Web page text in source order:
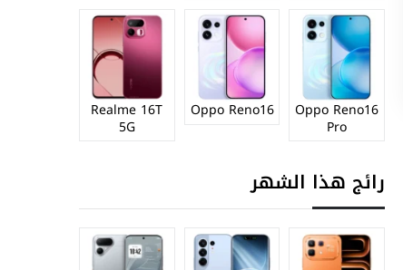
Oppo Reno16
Pro
Oppo Reno16
Realme 16T
5G
رائج هذا الشهر